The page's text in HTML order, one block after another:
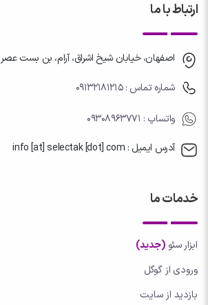
ارتباط با ما
اصفهان، خیابان شیخ اشراق، آرام، بن بست عصر
شماره تماس : 09132181215
واتساپ : 09308963771
آدرس ایمیل : info [at] selectak [dot] com
خدمات ما
ابزار سئو (جدید)
ورودی از گوگل
بازدید از سایت